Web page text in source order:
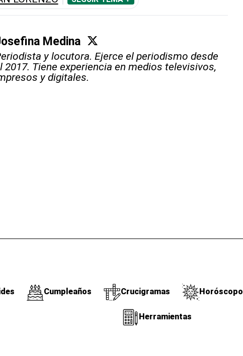
Medina
y locutora. Ejerce el periodismo desde
2017. Tiene experiencia en medios televisivos,
y digitales.
Cumpleaños Crucigramas Horóscopo
Herramientas